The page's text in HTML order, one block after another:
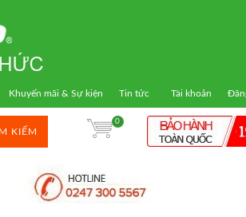
Khuyến mãi & Sự kiện Tin tức Tài khoản
KIẾM
0